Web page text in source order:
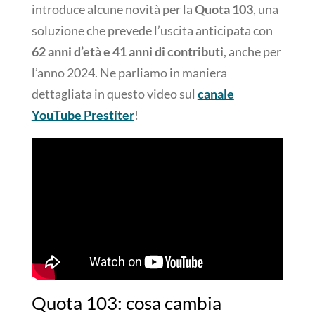
introduce alcune novità per laQuota 103, una
soluzione che prevede l’uscita anticipata con
62 anni d’età e 41 anni di contributi, anche per
l’anno 2024. Ne parliamo in maniera
dettagliata in questo video sul canale
YouTube Prestiter!
Quota 103: cosa cambia